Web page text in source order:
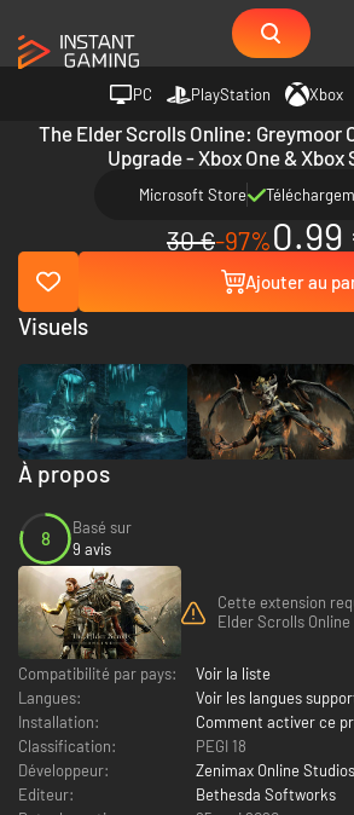
PC PlayStation Xbox
The Elder Scrolls Online: Greymoor
Upgrade - Xbox One & Xbox
Microsoft Store
30 €-97%0.99
Ajouter au
À propos
8
Basé sur
9 avis
Cette extension
Elder Scrolls Online
Compatibilité par pays:
Voir la liste
Langues:
Voir les langues
Installation:
Comment activer ce
Classification:
PEGI 18
Développeur:
Zenimax Online Studios
Editeur:
Bethesda Softworks
Visuels